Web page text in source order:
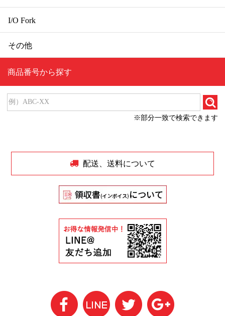
I/O Fork
その他
商品番号から探す
※部分一致で検索できます
配送、送料について